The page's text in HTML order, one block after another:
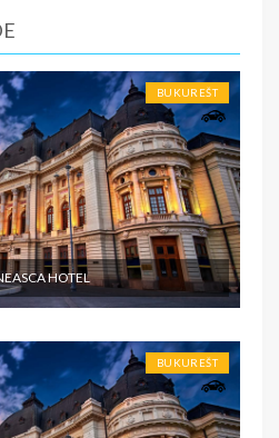
BUKUREŠT
HOTEL
BUKUREŠT